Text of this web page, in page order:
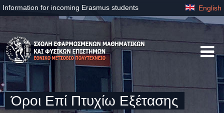
Information for incoming Erasmus students English
Όροι Επί Πτυχίω Εξέτασης